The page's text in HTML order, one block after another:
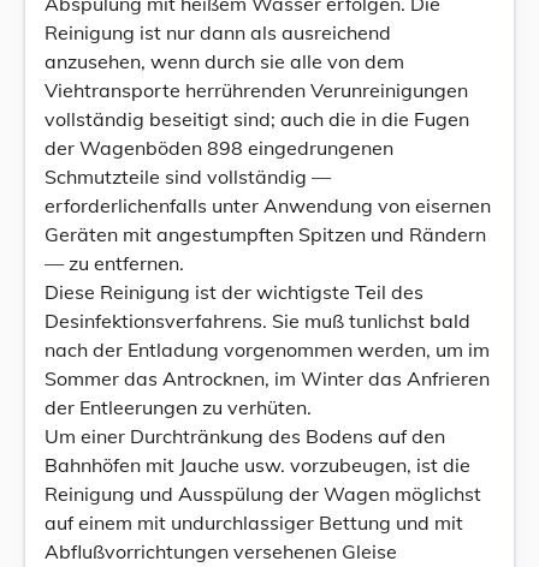
Reinigung ist nur dann als ausreichend
anzusehen, wenn durch sie alle von dem
Viehtransporte herrührenden Verunreinigungen
vollständig beseitigt sind; auch die in die Fugen
der Wagenböden 898 eingedrungenen
Schmutzteile sind vollständig —
erforderlichenfalls unter Anwendung von eisernen
Geräten mit angestumpften Spitzen und Rändern
— zu entfernen.
Diese Reinigung ist der wichtigste Teil des
Desinfektionsverfahrens. Sie muß tunlichst bald
nach der Entladung vorgenommen werden, um im
Sommer das Antrocknen, im Winter das Anfrieren
der Entleerungen zu verhüten.
Um einer Durchtränkung des Bodens auf den
Bahnhöfen mit Jauche usw. vorzubeugen, ist die
Reinigung und Ausspülung der Wagen möglichst
auf einem mit undurchlassiger Bettung und mit
Abflußvorrichtungen versehenen Gleise